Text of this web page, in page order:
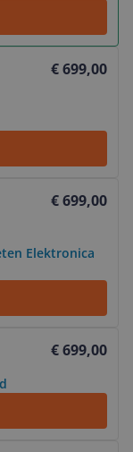
€ 699,00
€ 699,00
Elektronica
€ 699,00